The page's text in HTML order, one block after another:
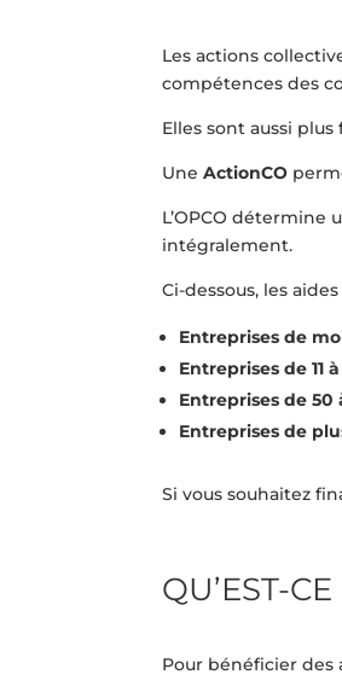
Les actions
compétences des
Elles sont aussi
UneActionCO
L’OPCO détermine
intégralement.
Ci-dessous, les
Entreprises de
Entreprises de 11
Entreprises de 50
Entreprises de
Si vous souhaitez
QU’EST-
Pour bénéficier des